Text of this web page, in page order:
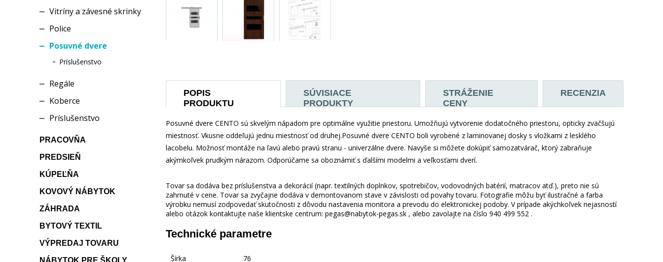
Vitríny a závesné skrinky
Police
Posuvné dvere
Príslušenstvo
Regále
Koberce
Príslušenstvo
PRACOVŇA
PREDSIEŇ
KÚPEĽŇA
KOVOVÝ NÁBYTOK
ZÁHRADA
BYTOVÝ TEXTIL
VÝPREDAJ TOVARU
NÁBYTOK PRE ŠKOLY
POPIS
PRODUKTU
SÚVISIACE
PRODUKTY
STRÁŽENIE
CENY
RECENZIA
Posuvné dvere CENTO sú skvelým nápadom pre optimálne využitie priestoru. Umožňujú vytvorenie dodatočného priestoru, opticky zväčšujú
miestnosť. Vkusne oddeľujú jednu miestnosť od druhej.Posuvné dvere CENTO boli vyrobené z laminovanej dosky s vložkami z lesklého
lacobelu. Možnosť montáže na ľavú alebo pravú stranu - univerzálne dvere. Navyše si môžete dokúpiť samozatvárač, ktorý zabraňuje
akýmkoľvek prudkým nárazom. Odporúčame sa oboznámiť s ďalšími modelmi a veľkosťami dverí.
Tovar sa dodáva bez príslušenstva a dekorácií (napr. textilných doplnkov, spotrebičov, vodovodných batérií, matracov atď.), preto nie sú
zahrnuté v cene. Tovar sa zvyčajne dodáva v demontovanom stave v závislosti od povahy tovaru. Fotografie môžu byť ilustračné a farba
výrobku nemusí zodpovedať skutočnosti z dôvodu nastavenia monitora a prevodu do elektronickej podoby. V prípade akýchkoľvek nejasností
alebo otázok kontaktujte naše klientske centrum: pegas@nabytok-pegas.sk , alebo zavolajte na číslo 940 499 552 .
Technické parametre
Šírka 76